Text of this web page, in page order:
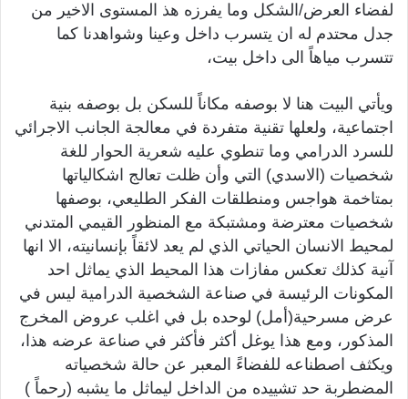
لفضاء العرض/الشكل وما يفرزه هذ المستوى الاخير من
جدل محتدم له ان يتسرب داخل وعينا وشواهدنا كما
تتسرب مياهاً الى داخل بيت،
ويأتي البيت هنا لا بوصفه مكاناً للسكن بل بوصفه بنية
اجتماعية، ولعلها تقنية متفردة في معالجة الجانب الاجرائي
للسرد الدرامي وما تنطوي عليه شعرية الحوار للغة
شخصيات (الاسدي) التي وأن ظلت تعالج اشكالياتها
بمتاخمة هواجس ومنطلقات الفكر الطليعي، بوصفها
شخصيات معترضة ومشتبكة مع المنظور القيمي المتدني
لمحيط الانسان الحياتي الذي لم يعد لائقاً بإنسانيته، الا انها
آنية كذلك تعكس مفازات هذا المحيط الذي يماثل احد
المكونات الرئيسة في صناعة الشخصية الدرامية ليس في
عرض مسرحية(أمل) لوحده بل في اغلب عروض المخرج
المذكور، ومع هذا يوغل أكثر فأكثر في صناعة عرضه هذا،
ويكثف اصطناعه للفضاءً المعبر عن حالة شخصياته
المضطربة حد تشييده من الداخل ليماثل ما يشبه (رحماً )